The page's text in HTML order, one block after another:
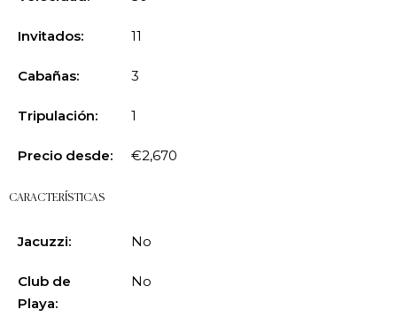
Invitados: 11
Cabañas: 3
Tripulación: 1
Precio desde: €2,670
CARACTERÍSTICAS
Jacuzzi: No
Club de
Playa:
No